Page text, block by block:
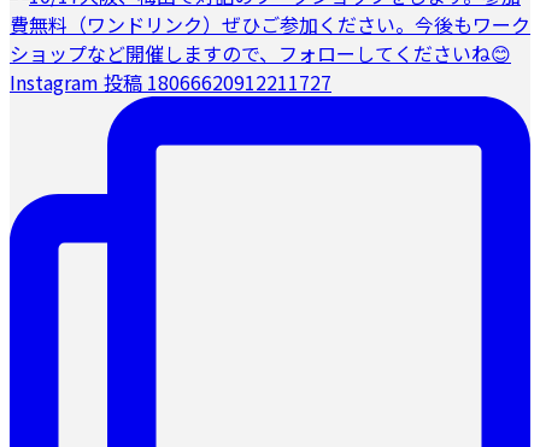
Instagram 投稿 18066620912211727